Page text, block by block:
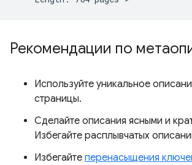
Рекомендации по
Используйте уникальное
страницы.
Сделайте описания ясными и
Избегайте расплывчатых
Избегайте перенасыщения